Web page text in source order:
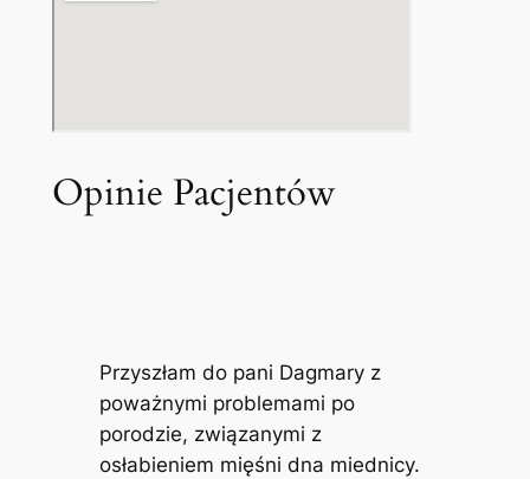
Opinie Pacjentów
Przyszłam do pani Dagmary z
poważnymi problemami po
porodzie, związanymi z
osłabieniem mięśni dna miednicy.